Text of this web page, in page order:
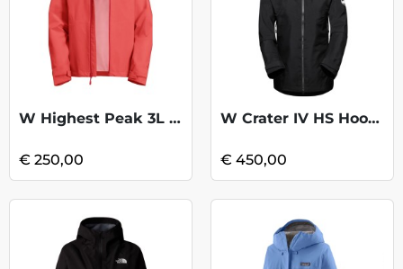
W Highest Peak 3L Jacket - Vibrant Red
€ 250,00
W Crater IV HS Hooded Jacket - Black
€ 450,00